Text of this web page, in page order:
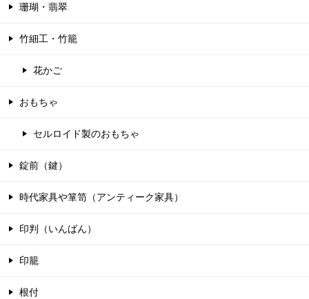
珊瑚・翡翠
竹細工・竹籠
花かご
おもちゃ
セルロイド製のおもちゃ
錠前（鍵）
時代家具や箪笥（アンティーク家具）
印判（いんばん）
印籠
根付